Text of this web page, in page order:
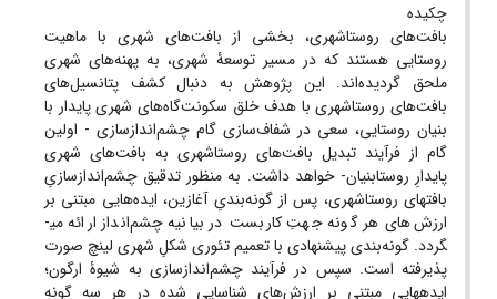
چکیده
بافت‌های روستاشهری، بخشی از بافت‌های شهری با ماهیت
روستایی هستند که در مسیر توسعۀ شهری، به پهنه‌های شهری
ملحق گردیده‌اند. این پژوهش به دنبال کشف پتانسیل‌های
بافت‌های روستاشهری با هدف خلق سکونت‌گاه‌های شهری پایدار با
بنیان روستایی، سعی در شفاف‌سازی گام چشم‌اندازسازی - اولین
گام از فرآیند تبدیل بافت‌های روستاشهری به بافت‌های شهری
پایدارِ روستابنیان- خواهد داشت. به منظور تدقیق چشم‌اندازسازیِ
بافت­های روستاشهری، پس از گونه‌بندیِ آغازین، ایده‌هایی مبتنی بر
ارزش‌های هر گونه جهتِ کاربست در بیانیه چشم‌انداز ارائه می­
گردد. گونه‌بندی پیشنهادی با تعمیم تئوری شکلِ شهری لینچ صورت
پذیرفته است. سپس در فرآیند چشم‌اندازسازی به شیوۀ ارگون؛
ایده­هایی مبتنی بر ارزش‌های شناسایی شده در هر سه گونه